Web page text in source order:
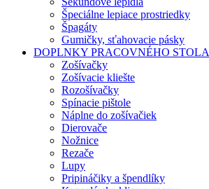
Špeciálne lepiace prostriedky
Špagáty
Gumičky, sťahovacie pásky
DOPLNKY PRACOVNÉHO STOLA
Zošívačky
Zošívacie kliešte
Rozošívačky
Spínacie pištole
Náplne do zošívačiek
Dierovače
Nožnice
Rezače
Lupy
Pripináčiky a špendlíky